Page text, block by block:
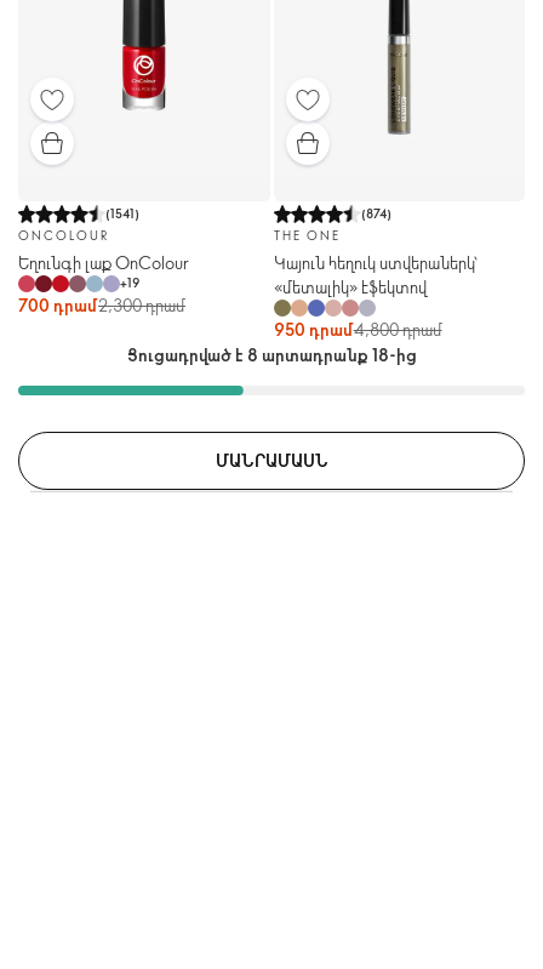
(1541)
ONCOLOUR
Եղունգի լաք OnColour
+19
700 դրամ2,300 դրամ
(874)
THE ONE
Կայուն հեղուկ ստվերաներկ՝
«մետալիկ» էֆեկտով
950 դրամ4,800 դրամ
Ցուցադրված է 8 արտադրանք 18-ից
ՄԱՆՐԱՄԱՍՆ